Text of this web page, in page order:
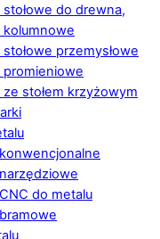
do drewna,
kolumnowe
przemysłowe
promieniowe
ze stołem krzyżowym
do metalu